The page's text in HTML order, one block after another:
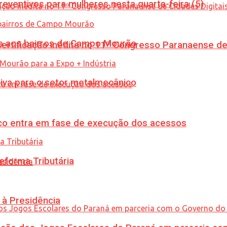
inédita no 11º Congresso Paranaense
entra em fase de execução dos acessos
Presidência
para mulheres nesta quarta-feira (5)
bairros de Campo Mourão
para o setor metalmecânico
Tributária